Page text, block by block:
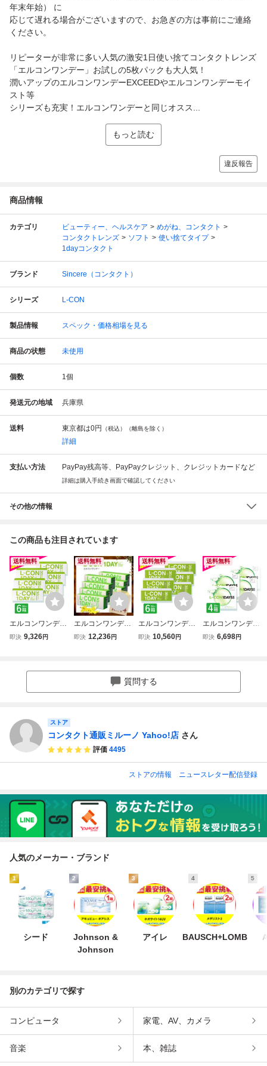
年末年始） に
応じて遅れる場合がございますので、お急ぎの方は事前にご連絡
ください。
リピーターが非常に多い人気の激安1日使い捨てコンタクトレンズ
「エルコンワンデー」お試しの5枚パックも大人気！
潤いアップのエルコンワンデーEXCEEDやエルコンワンデーモイ
スト等
シリーズも充実！エルコンワンデーと同じオスス...
もっと読む
違反報告
商品情報
カテゴリ ビューティー、ヘルスケア
めがね、コンタクト
コンタクトレンズ
ソフト
使い捨てタイプ
1dayコンタクト
ブランド Sincere（コンタクト）
シリーズ L-CON
製品情報 スペック・価格相場を見る
商品の状態 未使用
個数 1個
発送元の地域 兵庫県
送料 東京都は0円 （税込）（離島を除く）
詳細
支払い方法 PayPay残高等、PayPayクレジット、クレジットカードなど
詳細は購入手続き画面で確認してください
その他の情報
この商品も注目されています
送料無料
エルコンワンデー
6箱 30枚入 コンタ
即決 9,326円
送料無料
エルコンワンデー
L-con 8箱セット
ルコンワンデー シ
ンシア 1日使い捨
即決 12,236円
送料無料
エルコンワンデー
エクシード 6箱 30
即決 10,560円
送料無料
エルコンワンデー
55 35枚入 4箱 コ
即決 6,698円
質問する
ストア
コンタクト通販ミルーノ Yahoo!店 さん
評価 4495
ストアの情報 ニュースレター配信登録
人気のメーカー・ブランド
1
シード
2
Johnson &
Johnson
3
アイレ
4
BAUSCH+LOMB
5
別のカテゴリで探す
コンピュータ 家電、AV、カメラ
音楽 本、雑誌